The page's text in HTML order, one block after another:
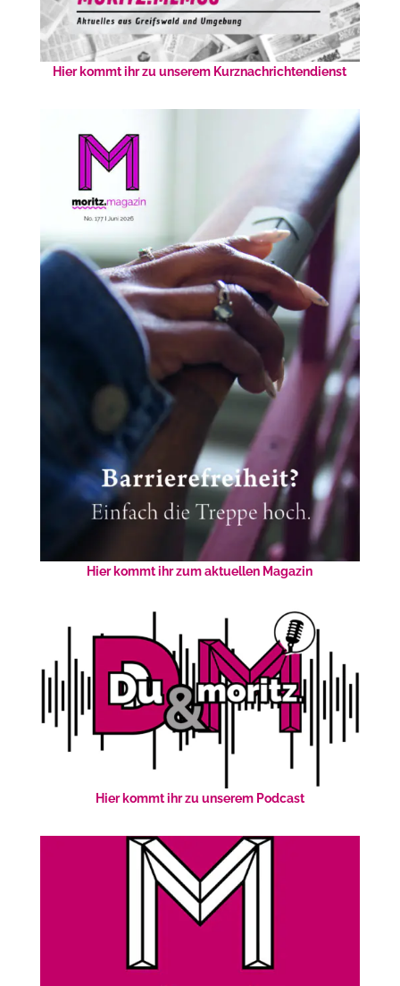
Hier kommt ihr zu unserem Kurznachrichtendienst
Hier kommt ihr zum aktuellen Magazin
Hier kommt ihr zu unserem Podcast